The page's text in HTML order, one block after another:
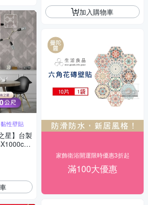
性壁貼
星】台製
加入購物車
家飾衛浴開運限時優惠3折起
滿100大優惠